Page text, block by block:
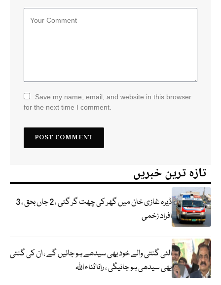
Save my name, email, and website in this browser
for the next time I comment.
تازہ ترین خبریں
ڈیرہ غازی خان میں گھر کی چھت گر گئی ، 2 جاں بحق ، 3
افراد زخمی
الٹی گنتی والے خود بھی سیدھے ہو جائیں گے ، ان کی گنتی
بھی سیدھی ہو جائیگی ، رانا ثناء اللہ